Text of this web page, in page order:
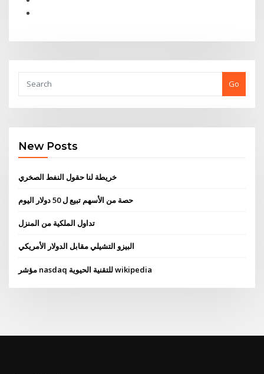
Go
New Posts
خريطة لنا حقول النفط الصخري
حصة من الأسهم تبيع ل 50 دولار اليوم
تداول الملكية من المنزل
البيزو التشيلي مقابل الدولار الأمريكي
مؤشر nasdaq للتقنية الحيوية wikipedia